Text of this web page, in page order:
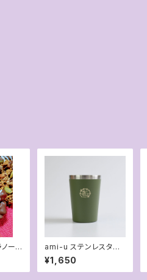
ジョ
ami-u ステンレスタン
ブラー
¥1,650